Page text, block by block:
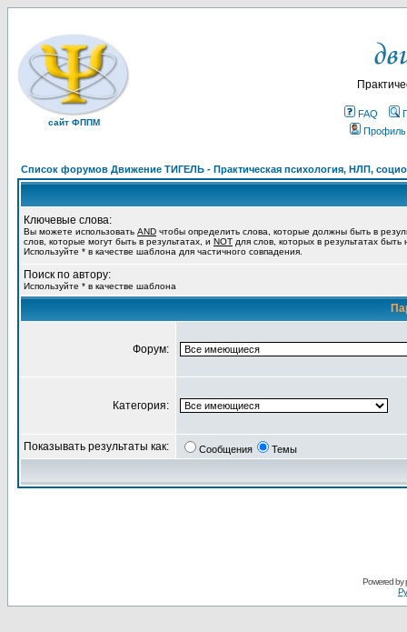
сайт ФППМ
FAQ
Профиль
Список форумов Движение ТИГЕЛЬ - Практическая психология, НЛП,
Ключевые слова:
Вы можете использовать AND чтобы определить слова, которые должны быть в
слов, которые могут быть в результатах, и NOT для слов, которых в результатах
Используйте * в качестве шаблона для частичного совпадения.
Поиск по автору:
Используйте * в качестве шаблона
Форум:
Категория:
Показывать результаты как: Сообщения Темы
Powered by